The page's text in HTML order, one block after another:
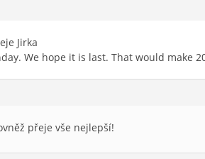
Jirka
We hope it is last. That would make
přeje vše nejlepší!